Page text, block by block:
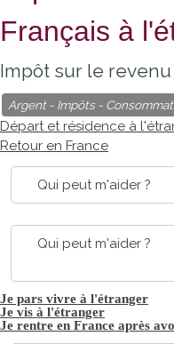
Français à
Impôt sur le
Argent - Impôts -
Départ et résidence à
Retour en France
Qui peut m'aider ?
Qui peut m'aider ?
Je pars vivre à l'étranger
Je vis à l'étranger
Je rentre en France après